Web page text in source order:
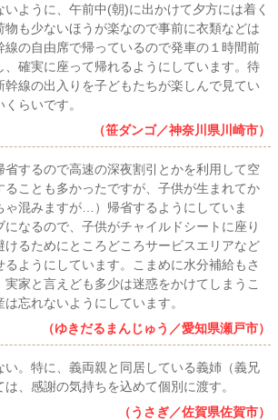
ように、午前中(朝)に出かけて夕方には着く
物も少ないほうが楽なので事前に衣類などは
線の自由席で帰っているので発車の１時間前
、確実に座って帰れるようにしています。待
幹線の出入りを子どもたちが楽しんで見てい
らいです。
（笹ダンゴ／神奈川県川崎市）
省するので高速の深夜割引とかを利用して空
ることも多かったですが、子供が生まれてか
ゃ混みますが…）帰省するようにしていま
なるので、子供がチャイルドシートに座り
けるためにところどころサービスエリアなど
るようにしています。こまめに水分補給もさ
家と言えども多少は迷惑をかけてしまうこ
忘れないようにしています。
（ゆきだるまんじゅう／愛知県瀬戸市）
い。特に、義両親と同居している義姉（義兄
、感謝の気持ちを込めて個別に渡す。
（うさぎ／佐賀県佐賀市）